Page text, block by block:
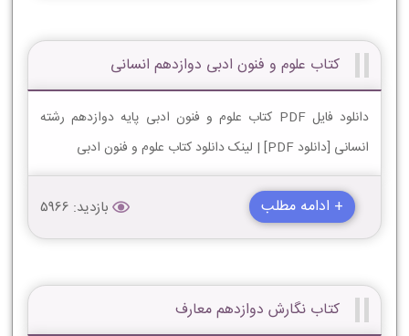
کتاب علوم و فنون ادبی دوازدهم انسانی
دانلود فایل PDF کتاب علوم و فنون ادبی پایه دوازدهم رشته
انسانی [دانلود PDF] | لینک دانلود کتاب علوم و فنون ادبی
+ ادامه مطلب بازدید: 5966
کتاب نگارش دوازدهم معارف